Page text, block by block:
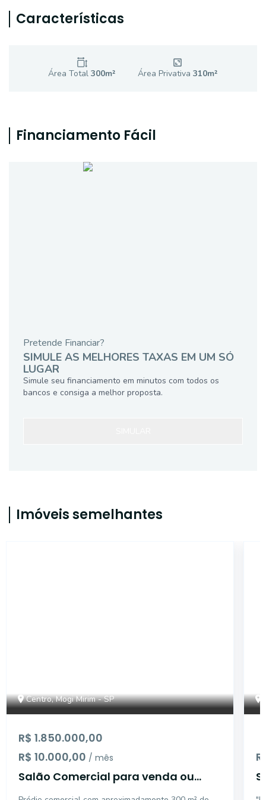
Características
Área Total300m² Área Privativa 310m²
Financiamento Fácil
Pretende Financiar?
SIMULE AS MELHORES TAXAS EM UM SÓ
LUGAR
Simule seu financiamento em minutos com todos os
bancos e consiga a melhor proposta.
Imóveis semelhantes
Centro, Mogi Mirim - SP
R$ 1.850.000,00
R$ 10.000,00 / mês
Salão Comercial para venda ou